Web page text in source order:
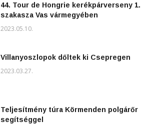
44. Tour de Hongrie kerékpárverseny 1.
szakasza Vas vármegyében
2023.05.10.
Villanyoszlopok dőltek ki Csepregen
2023.03.27.
Teljesítmény túra Körmenden polgárőr
segítséggel